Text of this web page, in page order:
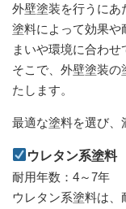
外壁塗装を行うにあ
塗料によって効果や
まいや環境に合わせ
そこで、外壁塗装
たします。
最適な塗料を選び、
ウレタン系塗料
耐用年数：4～7年
ウレタン系塗料は